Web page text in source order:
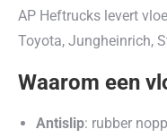
AP Heftrucks levert
Toyota, Jungheinrich,
Waarom een
Antislip: rubber